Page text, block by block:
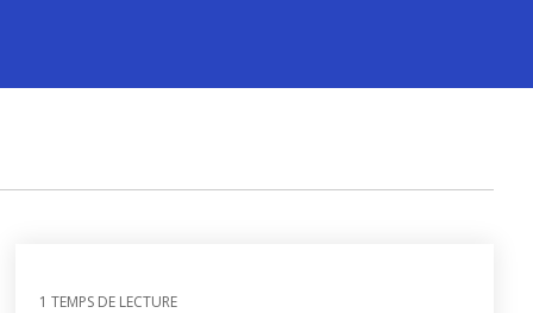
1 TEMPS DE LECTURE